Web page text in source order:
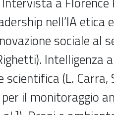
nell’IA etica
sociale al
Intelligenza
scientifica (L. Carra,
per il monitoraggio